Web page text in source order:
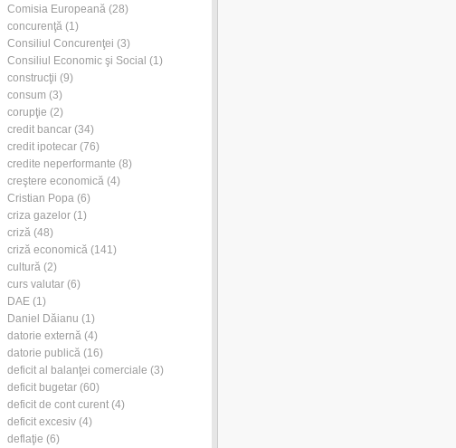
Comisia Europeană (28)
concurenţă (1)
Consiliul Concurenţei (3)
Consiliul Economic şi Social (1)
construcţii (9)
consum (3)
corupţie (2)
credit bancar (34)
credit ipotecar (76)
credite neperformante (8)
creştere economică (4)
Cristian Popa (6)
criza gazelor (1)
criză (48)
criză economică (141)
cultură (2)
curs valutar (6)
DAE (1)
Daniel Dăianu (1)
datorie externă (4)
datorie publică (16)
deficit al balanţei comerciale (3)
deficit bugetar (60)
deficit de cont curent (4)
deficit excesiv (4)
deflaţie (6)